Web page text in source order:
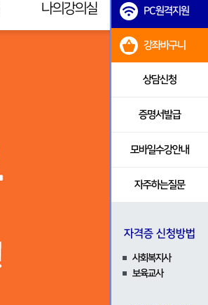
나의강의실 PC원격지원
강좌바구니
상담신청
증명서발급
모바일수강안내
자주하는질문
자격증 신청방법
사회복지사
보육교사